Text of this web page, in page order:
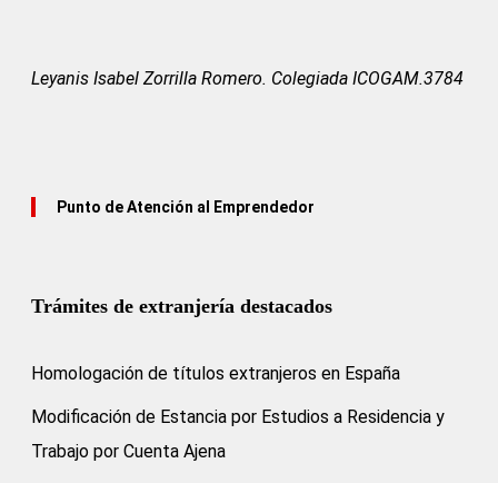
Leyanis Isabel Zorrilla Romero. Colegiada ICOGAM.3784
Punto de Atención al Emprendedor
Trámites de extranjería destacados
Homologación de títulos extranjeros en España
Modificación de Estancia por Estudios a Residencia y
Trabajo por Cuenta Ajena